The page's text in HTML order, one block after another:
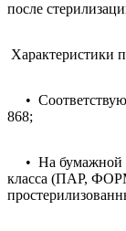
после
Характеристики
•
868;
• На бумажной
класса (ПАР,